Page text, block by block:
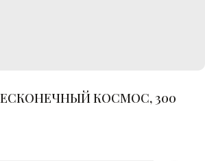
КОСМОС, 300